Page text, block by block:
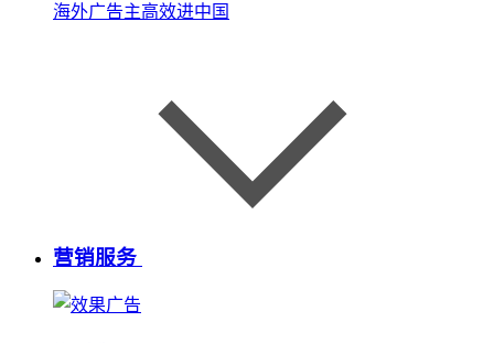
海外广告主高效进中国
营销服务